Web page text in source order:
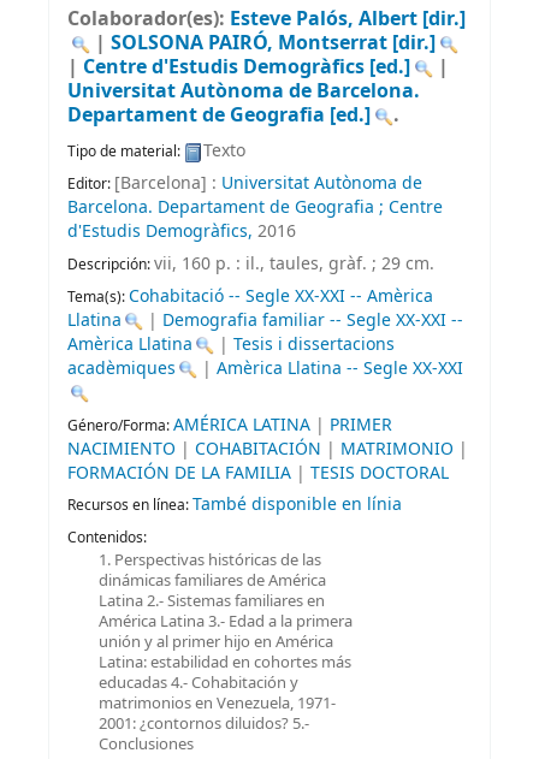
Colaborador(es): Esteve Palós, Albert [dir.]
| SOLSONA PAIRÓ, Montserrat [dir.]
| Centre d'Estudis Demogràfics [ed.]
|
Universitat Autònoma de Barcelona.
Departament de Geografia [ed.] .
Tipo de material: Texto
Editor: [Barcelona] : Universitat Autònoma de
Barcelona. Departament de Geografia ; Centre
d'Estudis Demogràfics, 2016
Descripción:vii, 160 p. : il., taules, gràf. ; 29 cm.
Tema(s):Cohabitació -- Segle XX-XXI -- Amèrica
Llatina
| Demografia familiar -- Segle XX-XXI --
Amèrica Llatina
|Tesis i dissertacions
acadèmiques
|Amèrica Llatina -- Segle XX-XXI
Género/Forma:AMÉRICA LATINA | PRIMER
NACIMIENTO | COHABITACIÓN | MATRIMONIO |
FORMACIÓN DE LA FAMILIA | TESIS DOCTORAL
Recursos en línea:També disponible en línia
Contenidos:
1. Perspectivas históricas de las
dinámicas familiares de América
Latina 2.- Sistemas familiares en
América Latina 3.- Edad a la primera
unión y al primer hijo en América
Latina: estabilidad en cohortes más
educadas 4.- Cohabitación y
matrimonios en Venezuela, 1971-
2001: ¿contornos diluidos? 5.-
Conclusiones